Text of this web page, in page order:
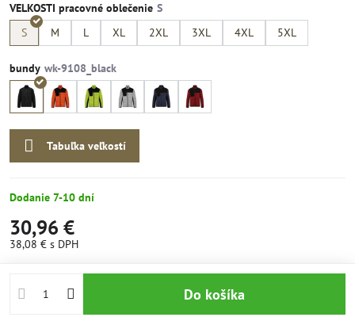
VELKOSTI pracovné oblečenie
S
M L XL 2XL 3XL 4XL 5XL
bundy
Tabuľka veľkostí
Dodanie 7-10 dní
30,96 €
38,08 € s DPH
Do košíka